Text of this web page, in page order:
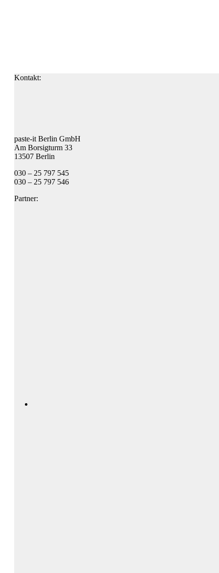
Kontakt:
paste-it Berlin GmbH
Am Borsigturm 33
13507 Berlin
030 – 25 797 545
030 – 25 797 546
Partner: